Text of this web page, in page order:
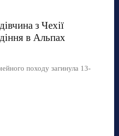
з Чехії
в Альпах
походу загинула 13-